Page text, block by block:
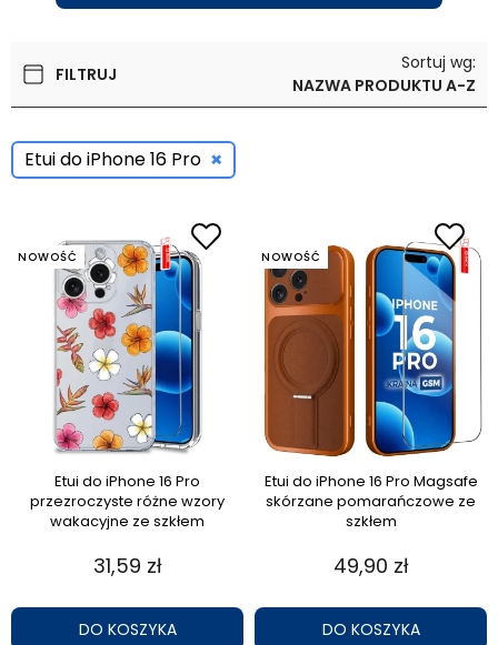
FILTRUJ
Sortuj wg:
NAZWA PRODUKTU A-Z
Etui do iPhone 16 Pro ×
Etui do iPhone 16 Pro
przezroczyste różne wzory
wakacyjne ze szkłem
31,59 zł
DO KOSZYKA
NOWOŚĆ
Etui do iPhone 16 Pro Magsafe
skórzane pomarańczowe ze
szkłem
49,90 zł
DO KOSZYKA
NOWOŚĆ